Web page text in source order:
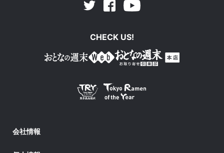
Twitter Facebook
CHECK US!
会社情報